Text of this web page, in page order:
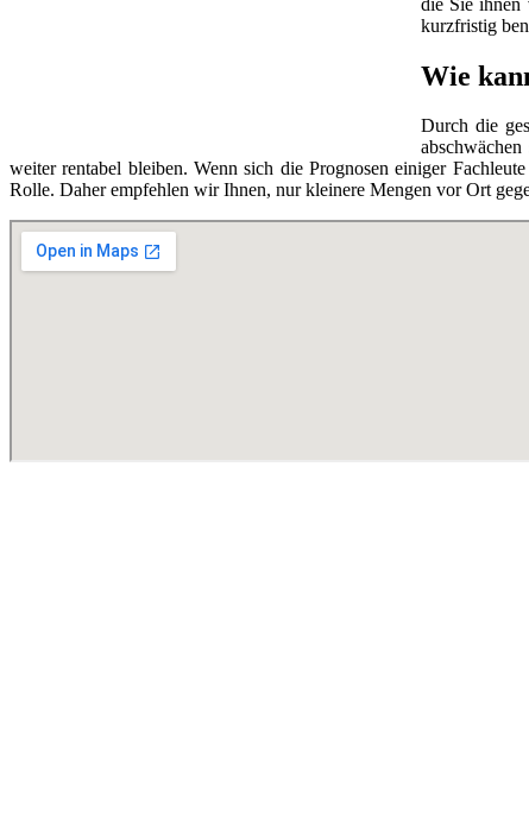
kurzfristig
Wie
Durch die
weiter rentabel bleiben. Wenn sich die Prognosen einiger
Rolle. Daher empfehlen wir Ihnen, nur kleinere Mengen vor Ort